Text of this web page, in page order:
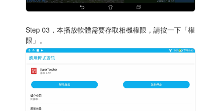
Step 03，本播放軟體需要存取相機權限，請按一下「權
限」。